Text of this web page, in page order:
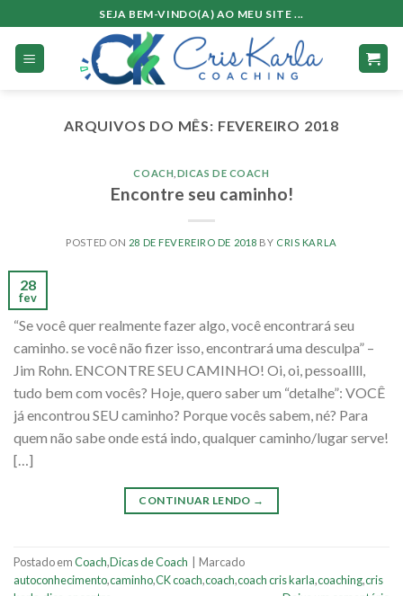
to
content
SEJA BEM-VINDO(A) AO MEU SITE ...
ARQUIVOS DO MÊS: FEVEREIRO 2018
COACH DICAS DE COACH
Encontre seu caminho!
POSTED ON 28 DE FEVEREIRO DE 2018 BY CRIS KARLA
28
fev
“Se você quer realmente fazer algo, você encontrará seu
caminho. se você não fizer isso, encontrará uma desculpa” –
Jim Rohn. ENCONTRE SEU CAMINHO! Oi, oi, pessoallll,
tudo bem com vocês? Hoje, quero saber um “detalhe”: VOCÊ
já encontrou SEU caminho? Porque vocês sabem, né? Para
quem não sabe onde está indo, qualquer caminho/lugar serve!
[…]
CONTINUAR LENDO →
Postado emCoach,Dicas de Coach
Marcado
autoconhecimento,caminho,CK coach,coach,coach cris karla,coaching,cris